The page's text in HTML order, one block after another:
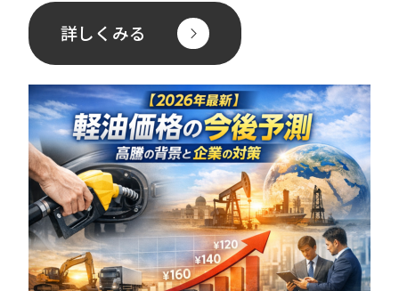
本CIFは動意薄。 […]
詳しくみる